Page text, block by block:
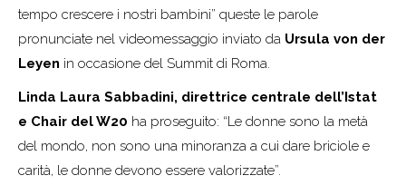
tempo crescere i nostri bambini” queste le parole
pronunciate nel videomessaggio inviato da Ursula von der
Leyen in occasione del Summit di Roma.
Linda Laura Sabbadini, direttrice centrale dell’Istat
e Chair del W20 ha proseguito: “Le donne sono la metà
del mondo, non sono una minoranza a cui dare briciole e
carità, le donne devono essere valorizzate”.